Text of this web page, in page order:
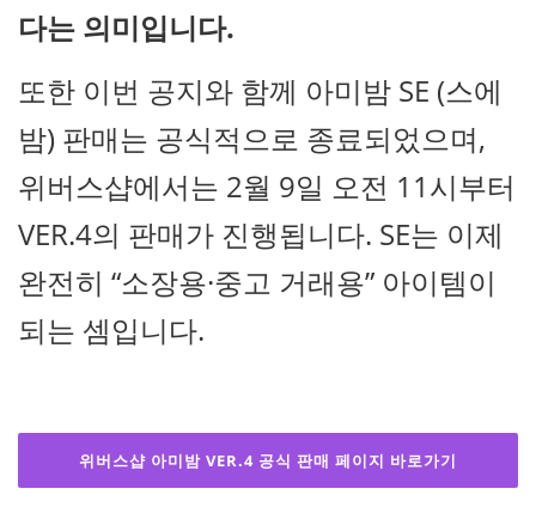
다는 의미입니다.
또한 이번 공지와 함께 아미밤 SE (스에
밤) 판매는 공식적으로 종료되었으며,
위버스샵에서는 2월 9일 오전 11시부터
VER.4의 판매가 진행됩니다. SE는 이제
완전히 “소장용·중고 거래용” 아이템이
되는 셈입니다.
위버스샵 아미밤 VER.4 공식 판매 페이지 바로가기